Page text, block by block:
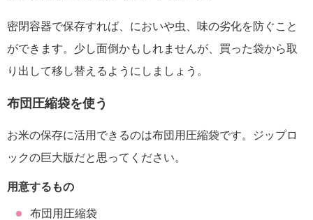
密閉容器で保存すれば、においや虫、味の劣化を防ぐこと
ができます。少し面倒かもしれませんが、買った袋から取
り出して移し替えるようにしましょう。
布団圧縮袋を使う
お米の保存に活用できるのは布団用圧縮袋です。ジップロ
ックの巨大版だと思ってください。
用意するもの
布団用圧縮袋